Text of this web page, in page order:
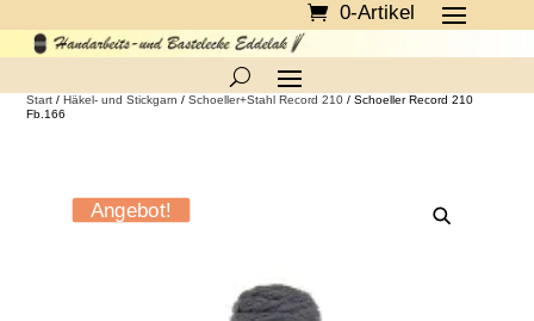
0-Artikel
Start /Häkel- und Stickgarn /Schoeller+Stahl Record 210 / Schoeller Record 210
Fb.166
Angebot!